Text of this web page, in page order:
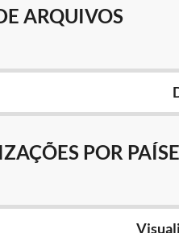
ARQUIVOS
POR